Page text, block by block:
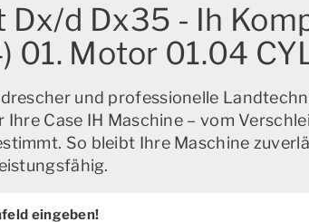
d Dx35 - Ih
Motor 01.04
und professionelle
Case IH Maschine – vom
So bleibt Ihre Maschine
eingeben!